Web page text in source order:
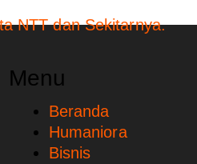
Menu
Beranda
Humaniora
Bisnis